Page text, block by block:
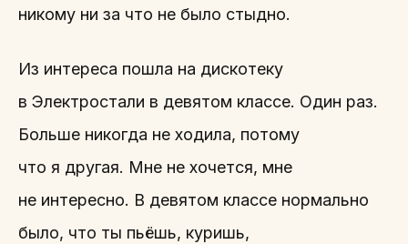
никому ни за что не было стыдно.
Из интереса пошла на дискотеку
в Электростали в девятом классе. Один раз.
Больше никогда не ходила, потому
что я другая. Мне не хочется, мне
не интересно. В девятом классе нормально
было, что ты пьёшь, куришь,